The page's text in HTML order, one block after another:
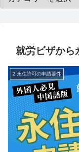
就労ビザから
2.永住許可の申請要件